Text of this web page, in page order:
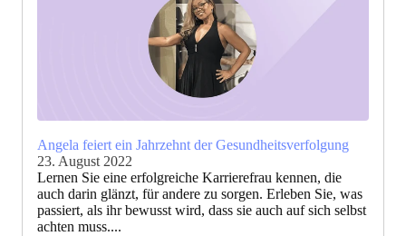
Angela feiert ein Jahrzehnt der Gesundheitsverfolgung
23. August 2022
Lernen Sie eine erfolgreiche Karrierefrau kennen, die
auch darin glänzt, für andere zu sorgen. Erleben Sie, was
passiert, als ihr bewusst wird, dass sie auch auf sich selbst
achten muss....